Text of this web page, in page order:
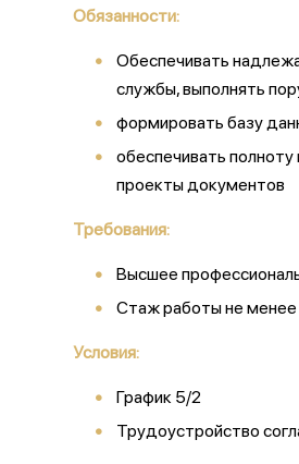
Обязанности:
Обеспечивать
службы, выполнять
формировать базу
обеспечивать
проекты документов
Требования:
Высшее
Стаж работы не менее
Условия:
График 5/2
Трудоустройство